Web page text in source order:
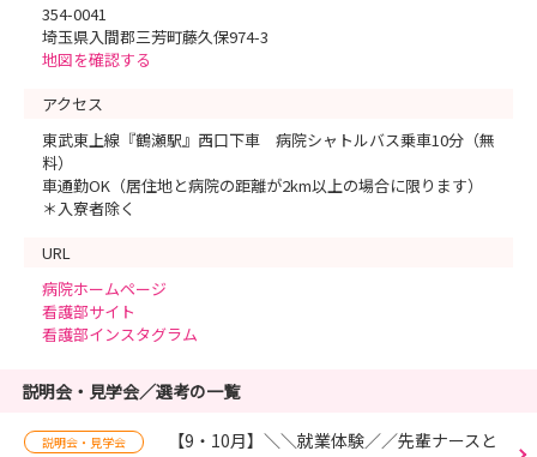
354-0041
埼玉県入間郡三芳町藤久保974-3
地図を確認する
アクセス
東武東上線『鶴瀬駅』西口下車 病院シャトルバス乗車10分（無
料）
車通勤OK（居住地と病院の距離が2km以上の場合に限ります）
＊入寮者除く
URL
病院ホームページ
看護部サイト
看護部インスタグラム
説明会・見学会／選考の一覧
説明会・見学会
【9・10月】＼＼就業体験／／先輩ナースと